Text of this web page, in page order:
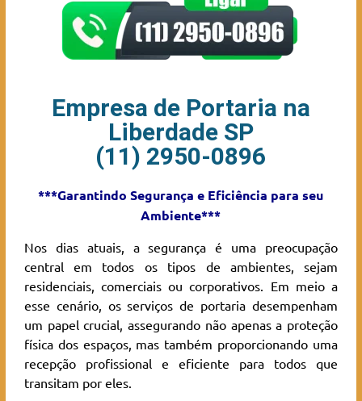
Empresa de Portaria na
Liberdade SP
(11) 2950-0896
***Garantindo Segurança e Eficiência para seu
Ambiente***
Nos dias atuais, a segurança é uma preocupação
central em todos os tipos de ambientes, sejam
residenciais, comerciais ou corporativos. Em meio a
esse cenário, os serviços de portaria desempenham
um papel crucial, assegurando não apenas a proteção
física dos espaços, mas também proporcionando uma
recepção profissional e eficiente para todos que
transitam por eles.